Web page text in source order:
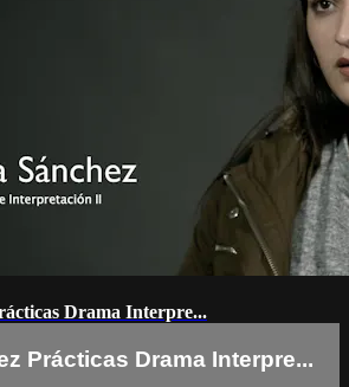
Drama Interpre...
Prácticas Drama Interpre...